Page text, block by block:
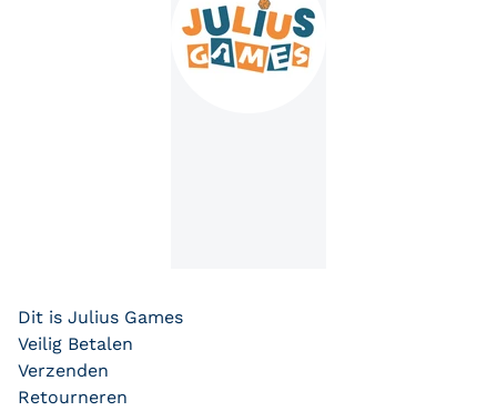
Dit is Julius Games
Veilig Betalen
Verzenden
Retourneren